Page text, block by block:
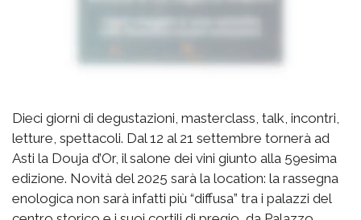
Dieci giorni di degustazioni, masterclass, talk, incontri,
letture, spettacoli. Dal 12 al 21 settembre tornerà ad
Asti la Douja d’Or, il salone dei vini giunto alla 59esima
edizione. Novità del 2025 sarà la location: la rassegna
enologica non sarà infatti più “diffusa” tra i palazzi del